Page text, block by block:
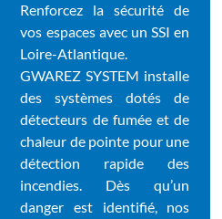
Renforcez la sécurité de
vos espaces avec un SSI en
Loire-Atlantique.
GWAREZ SYSTEM installe
des systèmes dotés de
détecteurs de fumée et de
chaleur de pointe pour une
détection rapide des
incendies. Dès qu’un
danger est identifié, nos